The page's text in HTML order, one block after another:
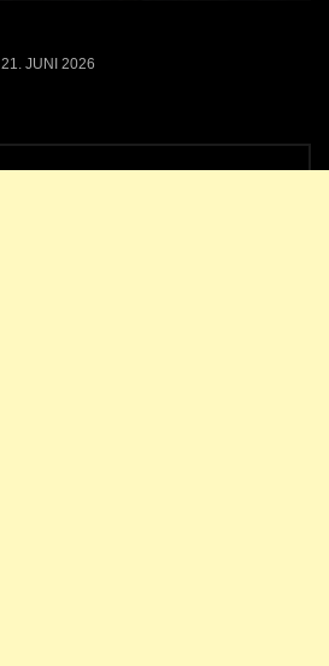
21. JUNI 2026